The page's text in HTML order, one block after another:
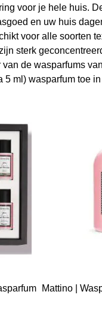
voor je hele huis.
en uw huis
voor alle soorten
sterk
de wasparfums
5 ml) wasparfum toe
Mattino |